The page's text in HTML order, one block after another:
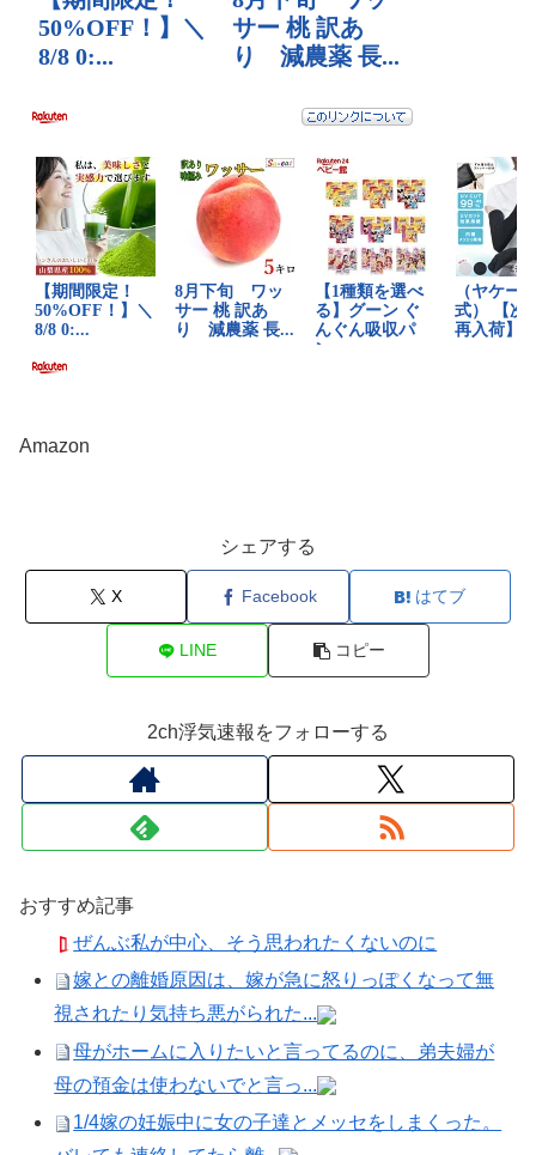
Amazon
シェアする
X Facebook はてブ
LINE コピー
2ch浮気速報をフォローする
おすすめ記事
ぜんぶ私が中心、そう思われたくないのに
嫁との離婚原因は、嫁が急に怒りっぽくなって無
視されたり気持ち悪がられた...
母がホームに入りたいと言ってるのに、弟夫婦が
母の預金は使わないでと言っ...
1/4嫁の妊娠中に女の子達とメッセをしまくった。